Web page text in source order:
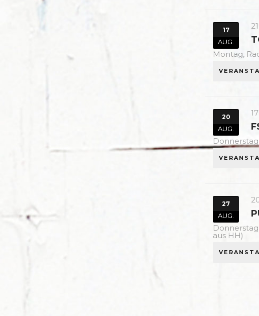
17
AUG.
Montag,
20
AUG.
27
AUG.
aus HH)